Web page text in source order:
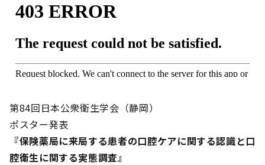
第84回日本公衆衛生学会（静岡）
ポスター発表
『保険薬局に来局する患者の口腔ケアに関する認識と口
腔衛生に関する実態調査』